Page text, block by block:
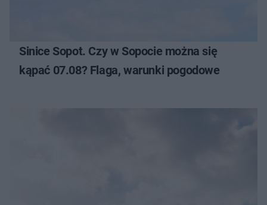
Sinice Sopot. Czy w Sopocie można się
kąpać 07.08? Flaga, warunki pogodowe